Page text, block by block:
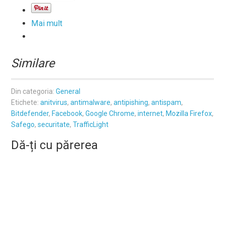
Mai mult
Similare
Din categoria:General
Etichete:anitvirus,antimalware,antipishing,antispam,
Bitdefender, Facebook,Google Chrome,internet, Mozilla Firefox,
Safego,securitate,TrafficLight
Dă-ți cu părerea